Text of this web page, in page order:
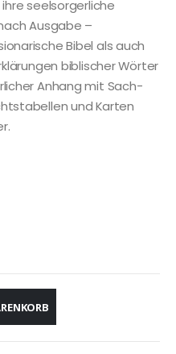
seelsorgerliche
Ausgabe –
Bibel als auch
biblischer Wörter
Anhang mit Sach-
und Karten